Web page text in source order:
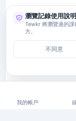
我的帳戶
瀏覽記錄使用說明
Tewkr 將瀏覽過的
方。
不同意